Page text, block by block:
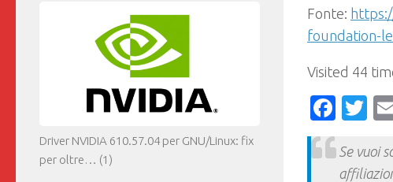
Fonte:
foundation-
Visited 44
Se vuoi
Driver NVIDIA 610.57.04 per GNU/Linux: fix
per oltre… (1)